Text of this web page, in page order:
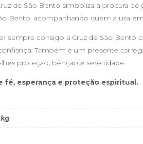
de São Bento simboliza a procura
Bento, acompanhando quem a usa
sempre consigo a Cruz de São
Também é um presente
proteção, bênção e serenidade.
fé, esperança e proteção espiritual.